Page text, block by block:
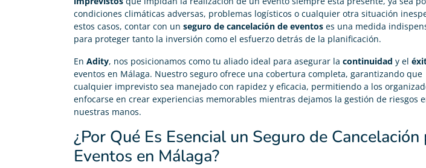
condiciones climáticas adversas, problemas logísticos o cualquier otra situación
estos casos, contar con un seguro de cancelación de eventos es una medida
para proteger tanto la inversión como el esfuerzo detrás de la planificación.
En Adity, nos posicionamos como tu aliado ideal para asegurar la continuidad y el
eventos en Málaga. Nuestro seguro ofrece una cobertura completa, garantizando que
cualquier imprevisto sea manejado con rapidez y eficacia, permitiendo a los
enfocarse en crear experiencias memorables mientras dejamos la gestión de riesgos
nuestras manos.
¿Por Qué Es Esencial un Seguro de Cancelación
Eventos en Málaga?